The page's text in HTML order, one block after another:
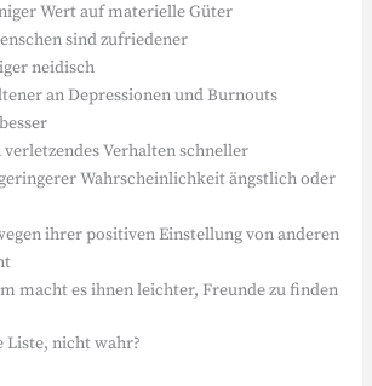
Wert auf materielle Güter
sind zufriedener
neidisch
an Depressionen und Burnouts
verletzendes Verhalten schneller
Wahrscheinlichkeit ängstlich oder
ihrer positiven Einstellung von anderen
macht es ihnen leichter, Freunde zu finden
Liste, nicht wahr?